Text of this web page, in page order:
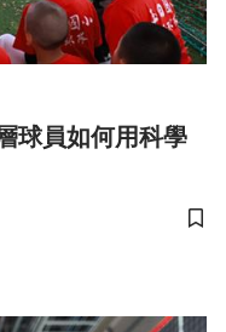
球員如何用科學
儲